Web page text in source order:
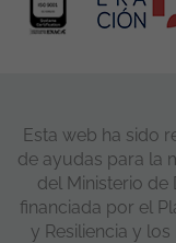
Esta web ha sido
de ayudas para la
del Ministerio de
financiada por el
y Resiliencia y